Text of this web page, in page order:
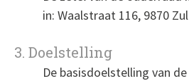
in: Waalstraat 116, 9870
3. Doelstelling
De basisdoelstelling van